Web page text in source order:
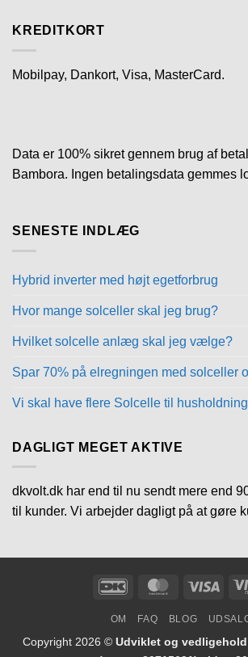
KREDITKORT
Mobilpay, Dankort, Visa, MasterCard.
Data er 100% sikret gennem brug af
Bambora. Ingen betalingsdata gemmes
SENESTE INDLÆG
Hybrid inverter med højt egetforbrug
Hvor mange solceller skal jeg brug?
Hvilket solcelle anlæg skal jeg vælge?
Spar 70% på elregningen med solceller
Vi skal have flere Solcelle til
DAGLIGT MEGET AKTIVE
dkvolt.dk har end til nu sendt mere end
til kunder. Vi arbejder dagligt på at gøre
DanKort MasterCardVisa
OM FAQ BLOG
Copyright 2026 © Udviklet og vedligehold